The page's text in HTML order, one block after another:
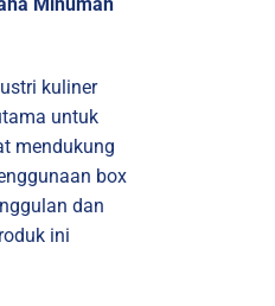
kuliner
untuk
mendukung
box
dan
ini